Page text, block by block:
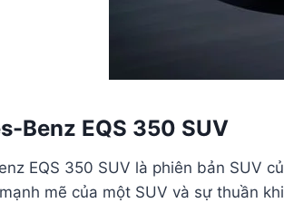
Benz EQS 350 SUV
EQS 350 SUV là phiên bản SUV
mẽ của một SUV và sự thuần